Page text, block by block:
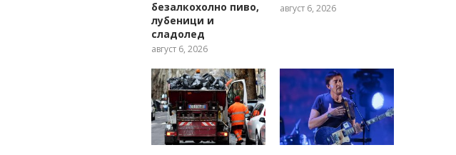
безалкохолно пиво,
лубеници и
сладолед
август 6, 2026
август 6, 2026